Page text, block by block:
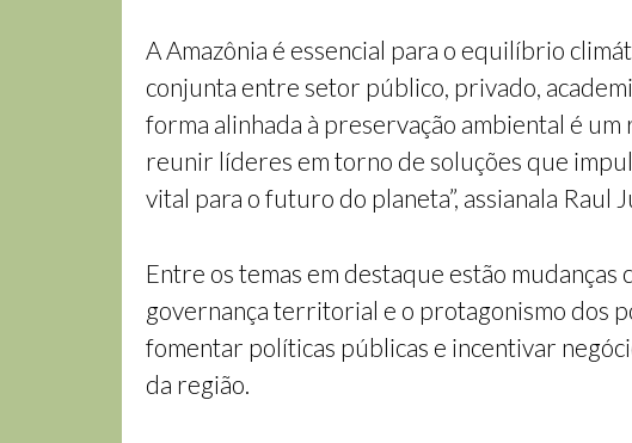
A Amazônia é essencial para o equilíbrio
conjunta entre setor público, privado,
forma alinhada à preservação ambiental é
reunir líderes em torno de soluções que
vital para o futuro do planeta”, assianala
Entre os temas em destaque estão
governança territorial e o protagonismo dos
fomentar políticas públicas e incentivar
da região.